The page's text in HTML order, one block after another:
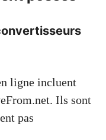
ligne incluent
Ils sont
pas